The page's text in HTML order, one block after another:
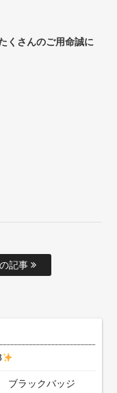
くさんのご用命誠に
記事
ラックバッジ